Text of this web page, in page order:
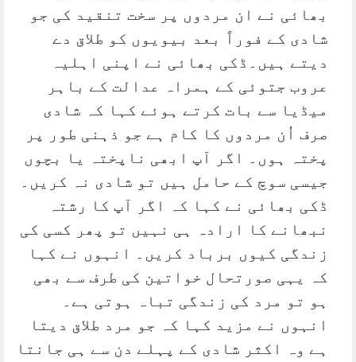
بھائی نے ان مردوں پر سخت تنقید کی جو
شادی کے فوراً بعد بیویوں کو طلاق دے
دیتے ہیں۔ڈکی بھائی نے اپنی اہلیہ
عروب جتوئی کے ہمراہ عدالت کے باہر
میڈیا سے بات کرتے ہوئے کہا کہ شادی
صرف اُن مردوں کا کام ہے جو ذہنی طور پر
پختہ ہوں۔ اگر آپ ابھی ناپختہ یا بچوں
جیسی سوچ کے حامل ہیں تو شادی نہ کریں۔
ڈکی بھائی نے کہا کہ اگر آپ کا رشتہ
نبھانے کا ارادہ ہی نہیں تو پھر کسی کی
زندگی کیوں برباد کریں۔ انہوں نے کہا
کہ یہی صورتحال خواتین کی طرف سے بھی
ہو تو مرد کی زندگی تباہ ہوتی ہے۔
انہوں نے مزید کہا کہ جو مرد طلاق دیتا
ہے وہ اکثر شادی کے پہلے دن سے ہی جانتا